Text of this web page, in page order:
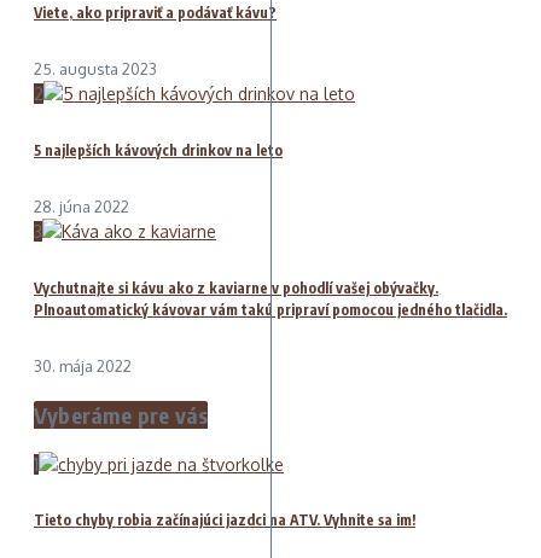
Viete, ako pripraviť a podávať kávu?
25. augusta 2023
2
5 najlepších kávových drinkov na leto
28. júna 2022
3
Vychutnajte si kávu ako z kaviarne v pohodlí vašej obývačky.
Plnoautomatický kávovar vám takú pripraví pomocou jedného tlačidla.
30. mája 2022
Vyberáme pre vás
1
Tieto chyby robia začínajúci jazdci na ATV. Vyhnite sa im!